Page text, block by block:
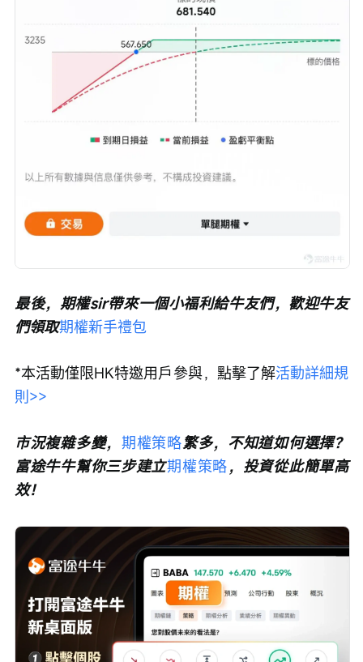
最後，期權sir帶來一個小福利給牛友們，歡迎牛友
們領取期權新手禮包
*本活動僅限HK特邀用戶參與，點擊了解活動詳細規
則>>
市況複雜多變， 期權策略繁多，不知道如何選擇？
富途牛牛幫你三步建立期權策略，投資從此簡單高
效！